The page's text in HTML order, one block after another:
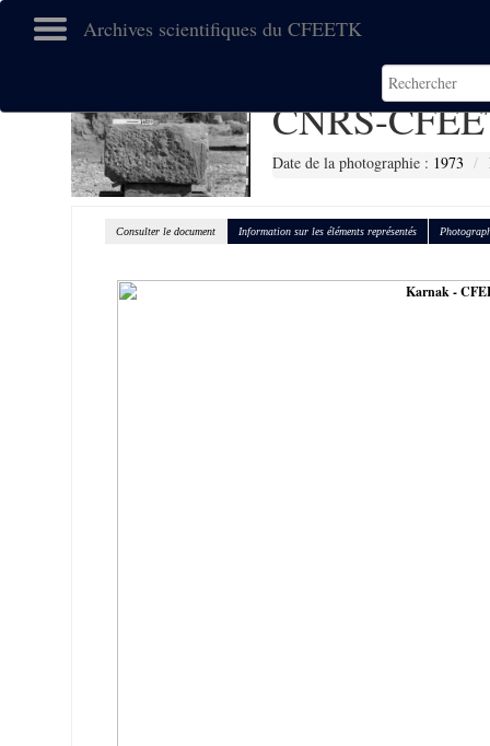
Archives scientifiques du CFEETK
CNRS-
Date de la photographie : 1973
Consulter le document Information sur les éléments représentés